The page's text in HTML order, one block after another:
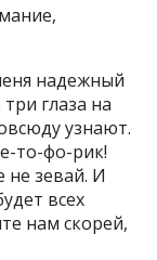
надежный
глаза на
узнают.
то-фо-рик!
не зевай. И
всех
нам скорей,